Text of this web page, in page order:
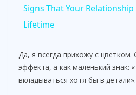
y
V
Signs That Your Relationship
Lifetime
Да, я всегда прихожу с
эффекта, а как маленький знак:
вкладываться хотя бы в детали».